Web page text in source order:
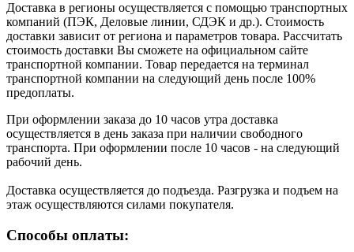
Доставка в регионы осуществляется с помощью транспортных
компаний (ПЭК, Деловые линии, СДЭК и др.). Стоимость
доставки зависит от региона и параметров товара. Рассчитать
стоимость доставки Вы сможете на официальном сайте
транспортной компании. Товар передается на терминал
транспортной компании на следующий день после 100%
предоплаты.
При оформлении заказа до 10 часов утра доставка
осуществляется в день заказа при наличии свободного
транспорта. При оформлении после 10 часов - на следующий
рабочий день.
Доставка осуществляется до подъезда. Разгрузка и подъем на
этаж осуществляются силами покупателя.
Способы оплаты: